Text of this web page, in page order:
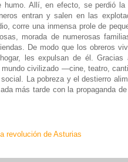
humo. Allí, en efecto, se perdió la
entran y salen en las
corre una inmensa prole de
morada de numerosas
De modo que los obreros
les expulsan de él. Gracias
civilizado —cine, teatro,
La pobreza y el destierro
más tarde con la propaganda
revolución de Asturias